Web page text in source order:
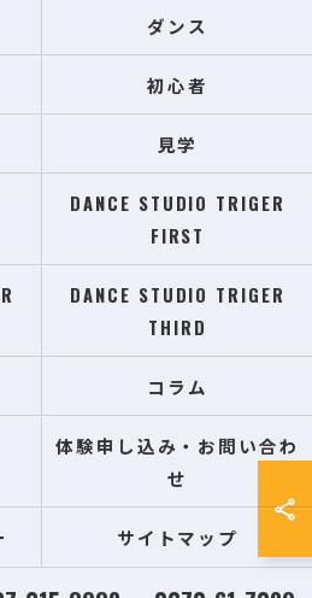
ダンス
初心者
見学
DANCE STUDIO TRIGER
FIRST
DANCE STUDIO TRIGER
THIRD
コラム
体験申し込み・お問い合わ
せ
サイトマップ